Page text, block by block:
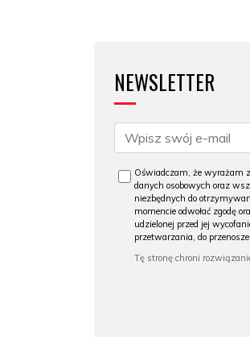
NEWSLETTER
Oświadczam, że wyrażam
danych osobowych oraz
niezbędnych do
momencie odwołać zgodę
udzielonej przed jej
przetwarzania, do